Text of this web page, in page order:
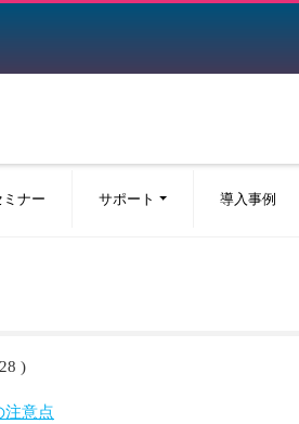
ミナー サポート 導入事例
)
注意点